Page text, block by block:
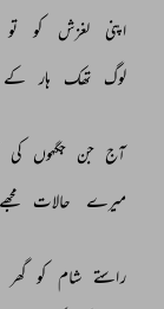
اپنی لغزش کو تو
لوگ تھک ہار کے
آج جن جگہوں کی
میرے
حالات مجھے
راستے شام کو گھر